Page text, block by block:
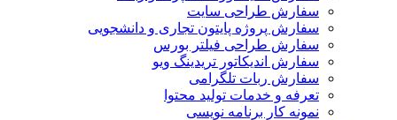
سفارش طراحی سایت
سفارش پروژه پایتون تجاری و دانشجویی
سفارش طراحی فیلتر بورس
سفارش اندیکاتور تریدینگ ویو
سفارش ربات تلگرامی
تعرفه و خدمات تولید محتوا
نمونه کار برنامه نویسی